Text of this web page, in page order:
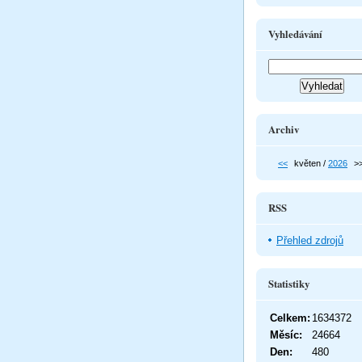
Vyhledávání
Archiv
<< květen / 2026
RSS
Přehled zdrojů
Statistiky
Celkem: 1634372
Měsíc:
24664
Den:
480